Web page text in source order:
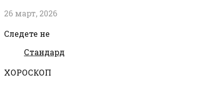
26 март, 2026
Следете не
Стандард
ХОРОСКОП